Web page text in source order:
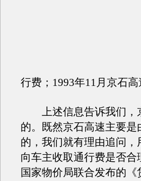
行费；1993年11月京石
上述信息告诉我们，
的。既然京石高速主要
的，我们就有理由追问
向车主收取通行费是否
国家物价局联合发布的